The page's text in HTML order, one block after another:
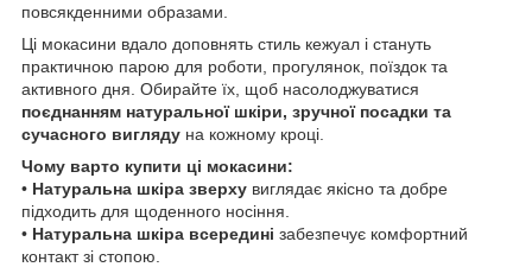
повсякденними образами.
Ці мокасини вдало доповнять стиль кежуал і стануть
практичною парою для роботи, прогулянок, поїздок та
активного дня. Обирайте їх, щоб насолоджуватися
поєднанням натуральної шкіри, зручної посадки та
сучасного вигляду на кожному кроці.
Чому варто купити ці мокасини:
• Натуральна шкіра зверху виглядає якісно та добре
підходить для щоденного носіння.
• Натуральна шкіра всередині забезпечує комфортний
контакт зі стопою.